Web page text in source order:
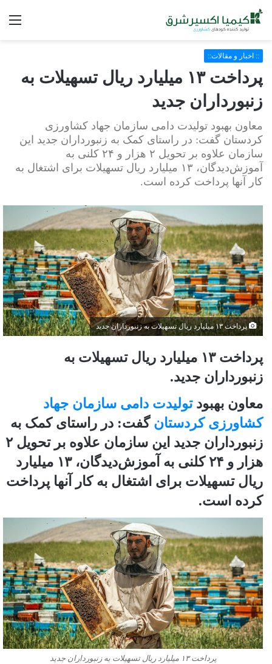
:: اخبار و مقالات::
پرداخت ۱۳ میلیارد ریال تسهیلات به
زنبورداران جدید
معاون بهبود تولیدت دامی سازمان جهاد کشاورزی
کردستان گفت: در راستای کمک به زنبورداران جدید این
سازمان علاوه بر تحویل ۲ هزار و ۲۴ کلنی به
آموزش‌دیدگان، ۱۳ میلیارد ریال تسهیلات برای اشتغال به
کار آنها پرداخت کرده است.
پرداخت ۱۳ میلیارد ریال تسهیلات به زنبورداران جدید
پرداخت ۱۳ میلیارد ریال تسهیلات به
زنبورداران جدید.
معاون بهبودتولیدت دامی سازمان جهاد
کشاورزی کردستان گفت: در راستای کمک به
زنبورداران جدید این سازمان علاوه بر تحویل ۲
هزار و ۲۴ کلنی به آموزش‌دیدگان، ۱۳ میلیارد
ریال تسهیلات برای اشتغال به کار آنها پرداخت
کرده است.
پرداخت ۱۳ میلیارد ریال تسهیلات به زنبورداران جدید